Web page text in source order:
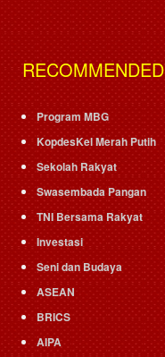
RECOMMENDED
Program MBG
KopdesKel Merah Putih
Sekolah Rakyat
Swasembada Pangan
TNI Bersama Rakyat
Investasi
Seni dan Budaya
ASEAN
BRICS
AIPA